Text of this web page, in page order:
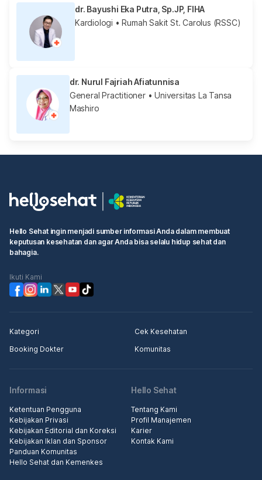
dr. Bayushi Eka Putra, Sp.JP, FIHA
Kardiologi • Rumah Sakit St. Carolus (RSSC)
dr. Nurul Fajriah Afiatunnisa
General Practitioner• Universitas La Tansa
Mashiro
Hello Sehat ingin menjadi sumber informasi Anda dalam membuat
keputusan kesehatan dan agar Anda bisa selalu hidup sehat dan
bahagia.
Ikuti Kami
Kategori
Cek Kesehatan
Booking Dokter
Komunitas
Informasi
Ketentuan Pengguna
Kebijakan Privasi
Kebijakan Editorial dan Koreksi
Kebijakan Iklan dan Sponsor
Panduan Komunitas
Hello Sehat dan Kemenkes
Hello Sehat
Tentang Kami
Profil Manajemen
Karier
Kontak Kami